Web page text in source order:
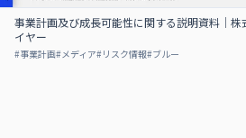
事業計画及び成⻑可能性に関する説明資料｜株
イヤー
#事業計画#メディア#リスク情報#ブルー